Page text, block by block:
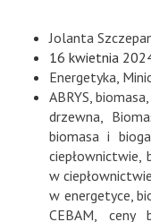
Jolanta
16 kwietnia
Energetyka
ABRYS ,biomasa
drzewna
biomasa i
ciepłownictwie
w ciepłownictwie
w energetyce ,
CEBAM
ceny